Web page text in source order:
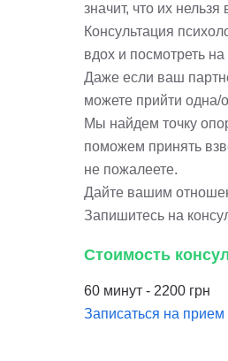
значит, что их нельзя
Консультация
вдох и посмотреть
Даже если ваш
можете прийти одна/
Мы найдем точку
поможем принять
не пожалеете.
Дайте вашим
Запишитесь на
Стоимость
60 минут - 2200 грн
Записаться на прием